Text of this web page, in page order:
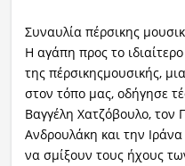
Συναυλία πέρσικης
Η αγάπη προς το
της πέρσικηςμουσικής,
στον τόπο μας, οδήγησε
Βαγγέλη Χατζόβουλο,
Ανδρουλάκη και την
να σμίξουν τους ήχους